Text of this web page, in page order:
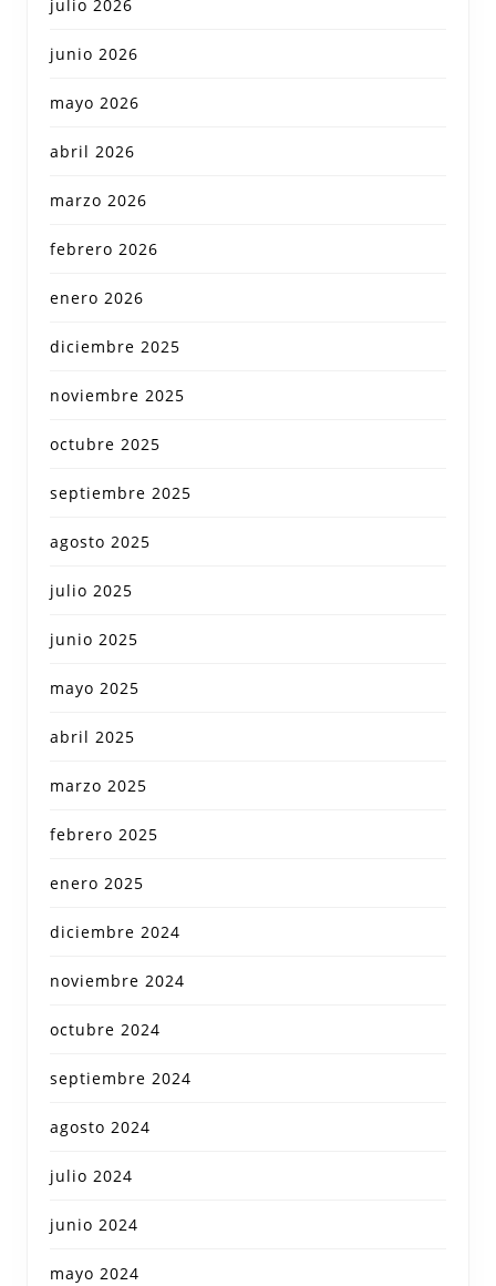
julio 2026
junio 2026
mayo 2026
abril 2026
marzo 2026
febrero 2026
enero 2026
diciembre 2025
noviembre 2025
octubre 2025
septiembre 2025
agosto 2025
julio 2025
junio 2025
mayo 2025
abril 2025
marzo 2025
febrero 2025
enero 2025
diciembre 2024
noviembre 2024
octubre 2024
septiembre 2024
agosto 2024
julio 2024
junio 2024
mayo 2024